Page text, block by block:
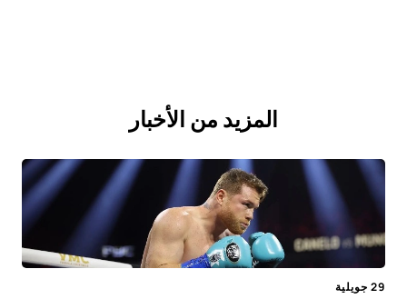
المزيد من الأخبار
29 جويلية